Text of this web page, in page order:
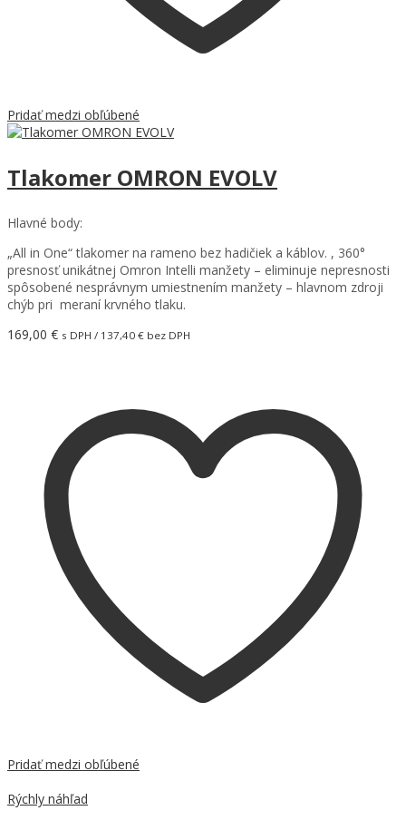
Pridať medzi obľúbené
Tlakomer OMRON EVOLV
Hlavné body:
„All in One“ tlakomer na rameno bez hadičiek a káblov. , 360°
presnosť unikátnej Omron Intelli manžety – eliminuje nepresnosti
spôsobené nesprávnym umiestnením manžety – hlavnom zdroji
chýb pri meraní krvného tlaku.
169,00 € s DPH / 137,40 € bez DPH
Pridať medzi obľúbené
Rýchly náhľad